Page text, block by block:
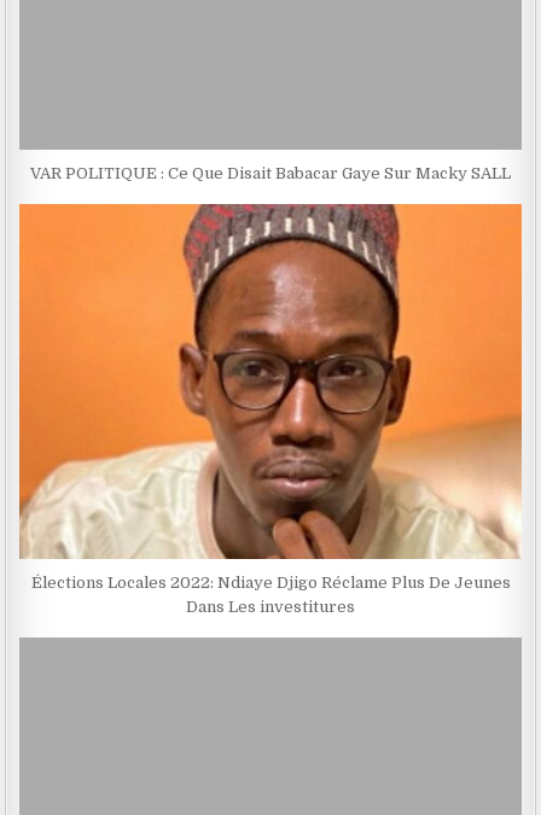
VAR POLITIQUE : Ce Que Disait Babacar Gaye Sur Macky SALL
Élections Locales 2022: Ndiaye Djigo Réclame Plus De Jeunes
Dans Les investitures